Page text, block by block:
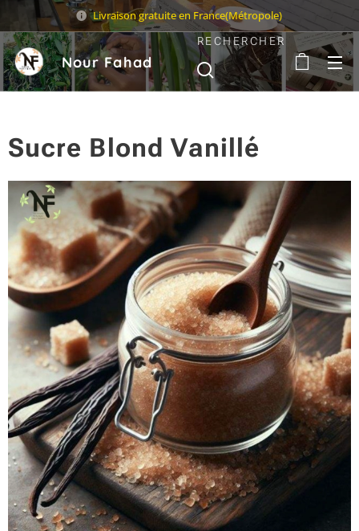
Livraison gratuite en France(Métropole)
Nour Fahad
Sarl
RECHERCHER
Sucre Blond Vanillé